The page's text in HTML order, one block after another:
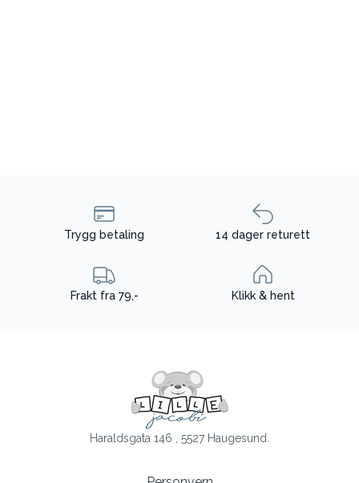
Trygg betaling 14 dager returett
Frakt fra 79,- Klikk & hent
Haraldsgata 146 , 5527 Haugesund.